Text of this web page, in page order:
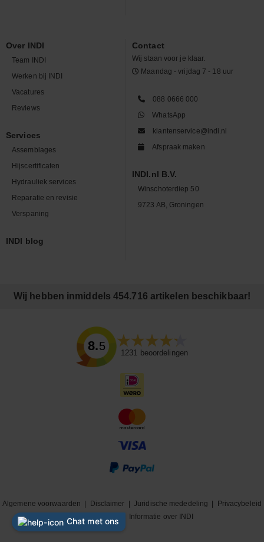
Over INDI
Team INDI
Werken bij INDI
Vacatures
Reviews
Services
Assemblages
Hijscertificaten
Hydrauliek services
Reparatie en revisie
Verspaning
INDI blog
Contact
Wij staan voor je klaar.
Maandag - vrijdag 7 - 18 uur
088 0666 000
WhatsApp
klantenservice@indi.nl
Afspraak maken
INDI.nl B.V.
Winschoterdiep 50
9723 AB, Groningen
Wij hebben inmiddels 454.716 artikelen beschikbaar!
8.5
1231 beoordelingen
Algemene voorwaarden Disclaimer |Juridische mededeling
Privacybeleid
|
Cookiebeleid Informatie over INDI